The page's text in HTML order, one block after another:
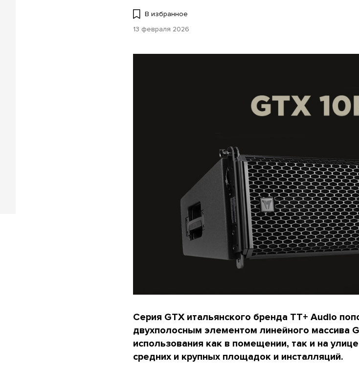
В избранное
13 февраля 2026
Серия GTX итальянского бренда TT+ Audio
двухполосным элементом линейного массива
использования как в помещении, так и на
средних и крупных площадок и инсталляций.